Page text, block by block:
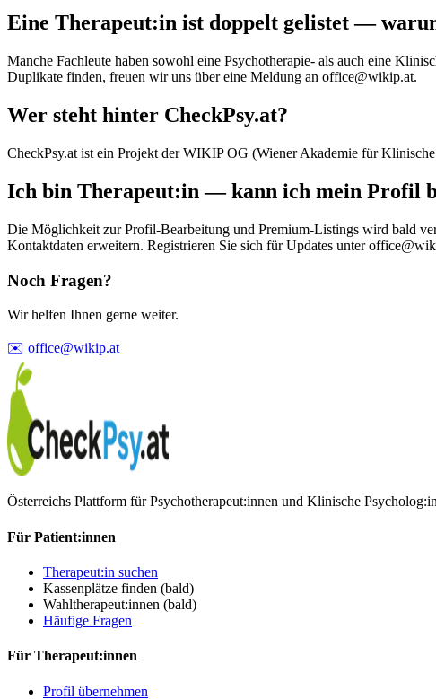
Eine Therapeut:in ist doppelt gelistet —
Manche Fachleute haben sowohl eine Psychotherapie- als auch eine
Duplikate finden, freuen wir uns über eine Meldung an office@wikip.at.
Wer steht hinter CheckPsy.at?
CheckPsy.at ist ein Projekt der WIKIP OG (Wiener Akademie für
Ich bin Therapeut:in — kann ich mein Profil
Die Möglichkeit zur Profil-Bearbeitung und Premium-Listings wird bald
Kontaktdaten erweitern. Registrieren Sie sich für Updates unter
Noch Fragen?
Wir helfen Ihnen gerne weiter.
✉️ office@wikip.at
Österreichs Plattform für Psychotherapeut:innen und Klinische
Für Patient:innen
Therapeut:in suchen
Kassenplätze finden (bald)
Wahltherapeut:innen (bald)
Häufige Fragen
Für Therapeut:innen
Profil übernehmen